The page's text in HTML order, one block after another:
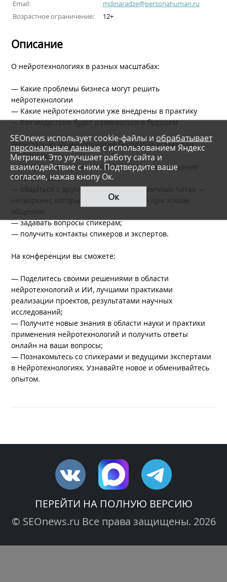
Email:
mdinaradze@personahuman.ru
Возрастное ограничение:
12+
Описание
О нейротехнологиях в разных масштабах:
— Какие проблемы бизнеса могут решить
нейротехнологии
— Какие нейротехнологии уже внедрены в практику
— Как индустрия будет развиваться в будущем
Регистрация на мероприятие бесплатна и даёт вам
возможность:
— получить доступ к онлайн-платформе проведения
конференции;
— общаться с другими участниками в личных чатах —
нетворкинг, который всегда был важен при живом
общении;
— задавать вопросы спикерам;
— получить контакты спикеров и экспертов.
На конференции вы сможете:
— Поделитесь своими решениями в области
нейротехнологий и ИИ, лучшими практиками
реализации проектов, результатами научных
исследований;
— Получите новые знания в области науки и практики
применения нейротехнологий и получить ответы
онлайн на ваши вопросы;
— Познакомьтесь со спикерами и ведущими экспертами
в Нейротехнологиях. Узнавайте новое и обменивайтесь
опытом.
SEOnews использует cookie-файлы и обрабатывает
персональные данныес использованием Яндекс
Метрики. Это улучшает работу сайта и
взаимодействие с ним. Подтвердите ваше
согласие, нажав кнопу Ок.
Ок
ПЕРЕЙТИ НА ПОЛНУЮ ВЕРСИЮ
© SEOnews.ru Все права защищены. 2026